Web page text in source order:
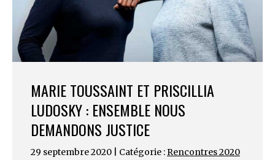
MARIE TOUSSAINT ET PRISCILLIA
LUDOSKY : ENSEMBLE NOUS
DEMANDONS JUSTICE
29 septembre 2020 | Catégorie :Rencontres 2020